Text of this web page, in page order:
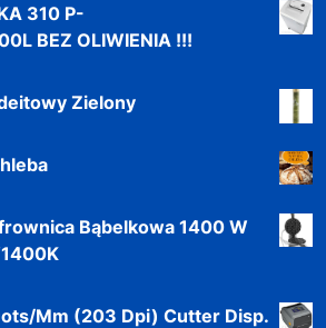
310 P-
BEZ OLIWIENIA !!!
Zielony
Bąbelkowa 1400 W
Mm (203 Dpi) Cutter Disp.